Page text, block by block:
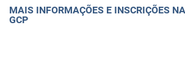
MAIS INFORMAÇÕES E INSCRIÇÕES
GCP